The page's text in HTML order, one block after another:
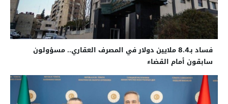
فساد بـ8.4 ملايين دولار في المصرف العقاري.. مسؤولون
سابقون أمام القضاء